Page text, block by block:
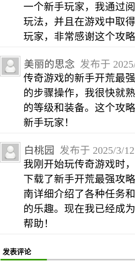
一个新手玩家，我通过
玩法，并且在游戏中取
玩家，非常感谢这个攻
美丽的思念 发布于
传奇游戏的新手开荒最
的步骤操作，我很快就
的等级和装备。这个攻
新手玩家！
白桃园 发布于 2025/3/
我刚开始玩传奇游戏时
下载了新手开荒最强攻
南详细介绍了各种任务
的乐趣。现在我已经成
帮助！
发表评论